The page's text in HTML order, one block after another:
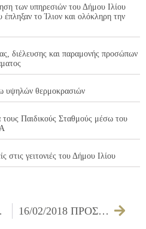
των υπηρεσιών του Δήμου Ιλίου
έπληξαν το Ίλιον και ολόκληρη την
διέλευσης και παραμονής προσώπων
υψηλών θερμοκρασιών
τους Παιδικούς Σταθμούς μέσω του
στις γειτονιές του Δήμου Ιλίου
2018 16/02/2018 ΠΡΟΣΚΛΗΣΗ ΤΩΝ ΜΕΛΩΝ ΤΗΣ ΟΙΚΟΝΟΜΙΚΗΣ ΕΠΙΤΡΟΠΗΣ ΓΙΑ ΤΗΝ 22/02/2018